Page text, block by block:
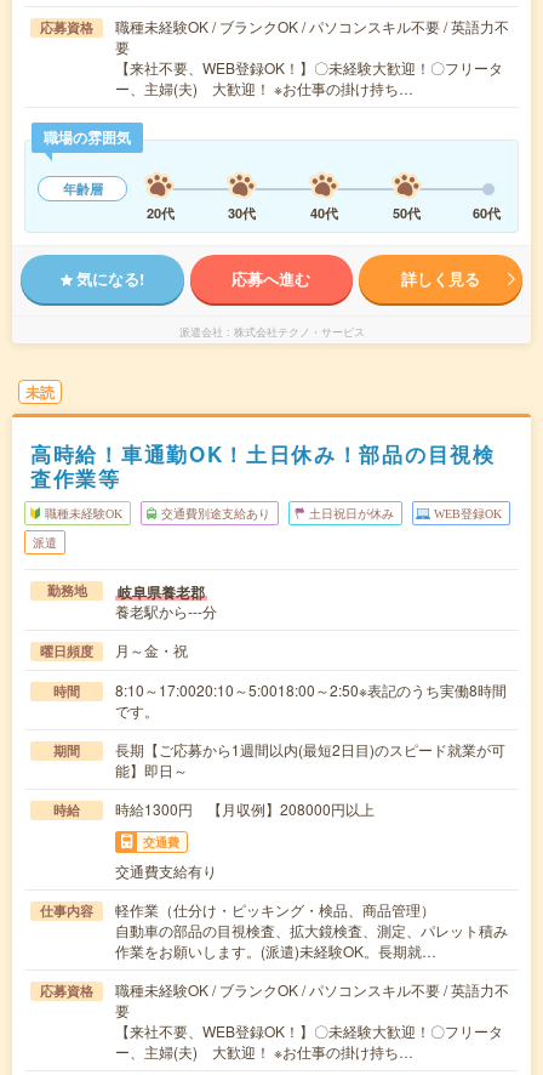
応募資格
職種未経験OK / ブランクOK / パソコンスキル不要 / 英語力不
要
【来社不要、WEB登録OK！】〇未経験大歓迎！〇フリータ
ー、主婦(夫) 大歓迎！ ※お仕事の掛け持ち…
職場の雰囲気
年齢層
20代
30代 40代 50代 60代
気になる! 応募へ進む 詳しく見る
派遣会社 株式会社テクノ・サービス
未読
高時給！車通勤OK！土日休み！部品の目視検
査作業等
職種未経験OK 交通費別途支給あり 土日祝日が休み WEB登録OK
派遣
勤務地 岐阜県養老郡
養老駅から---分
曜日頻度 月～金・祝
時間
8:10～17:0020:10～5:0018:00～2:50※表記のうち実働8時間
です。
期間
長期【ご応募から1週間以内(最短2日目)のスピード就業が可
能】即日～
時給 時給1300円 【月収例】208000円以上
交通費
交通費支給有り
仕事内容
軽作業（仕分け・ピッキング・検品、商品管理）
自動車の部品の目視検査、拡大鏡検査、測定、パレット積み
作業をお願いします。(派遣)未経験OK。長期就…
応募資格
職種未経験OK / ブランクOK / パソコンスキル不要 / 英語力不
要
【来社不要、WEB登録OK！】〇未経験大歓迎！〇フリータ
ー、主婦(夫) 大歓迎！ ※お仕事の掛け持ち…